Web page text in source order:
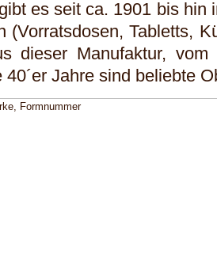
es seit ca. 1901 bis hin
(Vorratsdosen, Tabletts,
dieser Manufaktur,
Jahre sind beliebte